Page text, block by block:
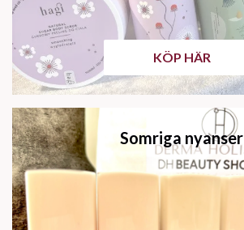
KÖP HÄR
Somriga nyanser